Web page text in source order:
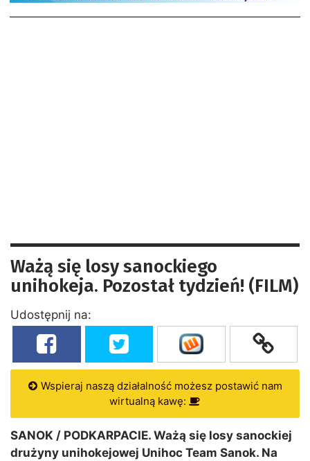
Ważą się losy sanockiego
unihokeja. Pozostał tydzień! (FILM)
Udostępnij na:
Wspieraj naszą działalność możesz postawić nam
wirtualną kawę:
SANOK / PODKARPACIE. Ważą się losy sanockiej
drużyny unihokejowej Unihoc Team Sanok. Na